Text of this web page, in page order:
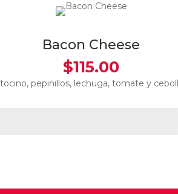
Bacon Cheese
$115.00
pepinillos, lechuga, tomate y